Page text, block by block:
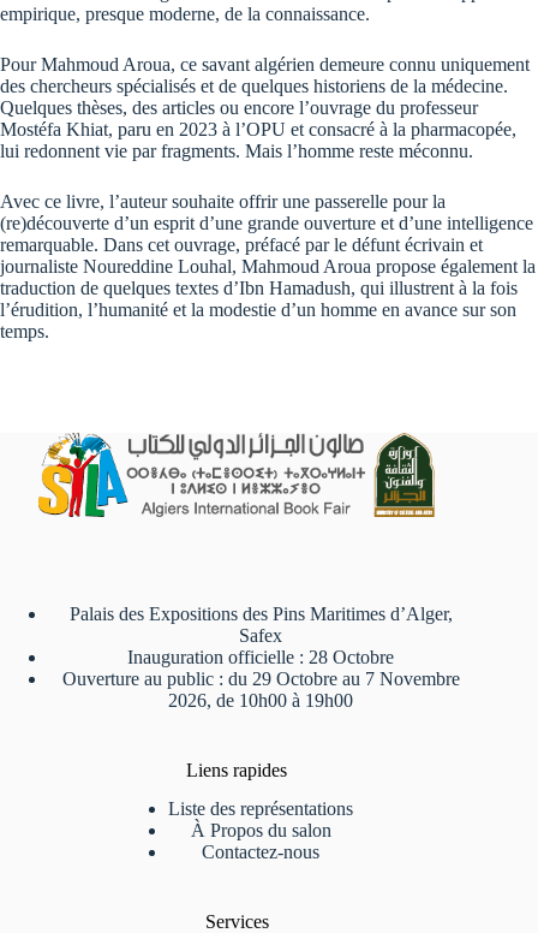
empirique, presque moderne, de la connaissance.
Pour Mahmoud Aroua, ce savant algérien demeure connu uniquement
des chercheurs spécialisés et de quelques historiens de la médecine.
Quelques thèses, des articles ou encore l’ouvrage du professeur
Mostéfa Khiat, paru en 2023 à l’OPU et consacré à la pharmacopée,
lui redonnent vie par fragments. Mais l’homme reste méconnu.
Avec ce livre, l’auteur souhaite offrir une passerelle pour la
(re)découverte d’un esprit d’une grande ouverture et d’une intelligence
remarquable. Dans cet ouvrage, préfacé par le défunt écrivain et
journaliste Noureddine Louhal, Mahmoud Aroua propose également la
traduction de quelques textes d’Ibn Hamadush, qui illustrent à la fois
l’érudition, l’humanité et la modestie d’un homme en avance sur son
temps.
Palais des Expositions des Pins Maritimes d’Alger,
Safex
Inauguration officielle : 28 Octobre
Ouverture au public : du 29 Octobre au 7 Novembre
2026, de 10h00 à 19h00
Liens rapides
Liste des représentations
À Propos du salon
Contactez-nous
Services